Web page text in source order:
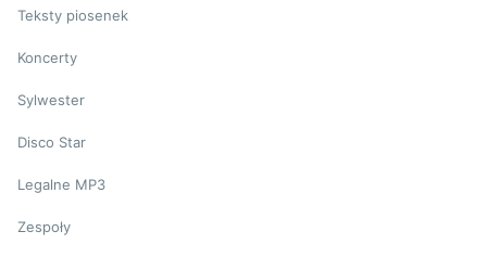
Teksty piosenek
Koncerty
Sylwester
Disco Star
Legalne MP3
Zespoły